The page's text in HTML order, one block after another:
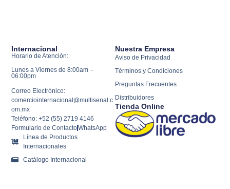
Nuestra Empresa
Aviso de Privacidad
Términos y Condiciones
Preguntas Frecuentes
Distribuidores
Tienda Online
Internacional
Horario de Atención:
Lunes a Viernes de 8:00am –
06:00pm
Correo Electrónico:
comerciointernacional@multisenal.c
om.mx
Teléfono: +52 (55) 2719 4146
Formulario de ContactoWhatsApp
Línea de Productos
Internacionales
Catálogo Internacional